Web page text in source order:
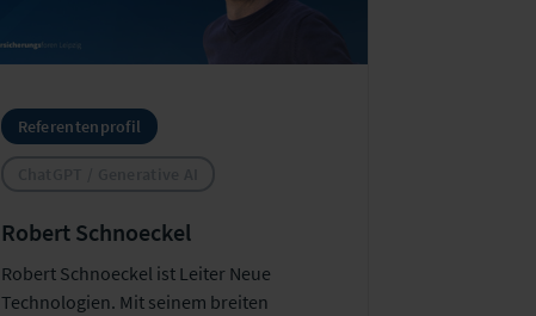
Referentenprofil
Robert Schnoeckel
Robert Schnoeckel ist Leiter Neue
Technologien. Mit seinem breiten